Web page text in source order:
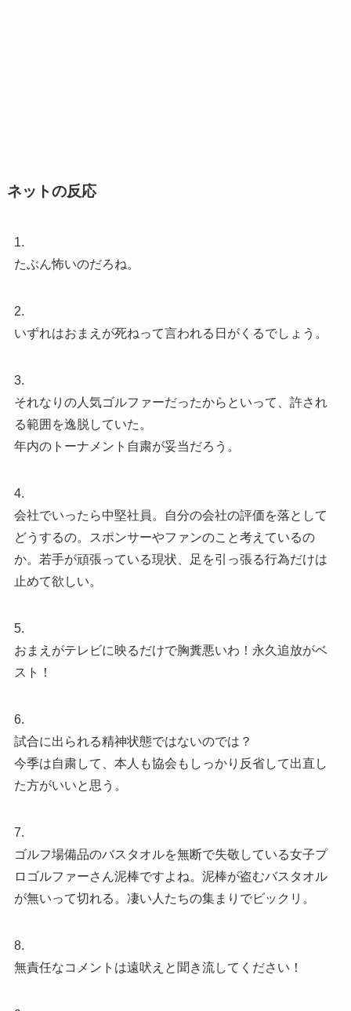
ネットの反応
1.
たぶん怖いのだろね。
2.
いずれはおまえが死ねって言われる日がくるでしょう。
3.
それなりの人気ゴルファーだったからといって、許され
る範囲を逸脱していた。
年内のトーナメント自粛が妥当だろう。
4.
会社でいったら中堅社員。自分の会社の評価を落として
どうするの。スポンサーやファンのこと考えているの
か。若手が頑張っている現状、足を引っ張る行為だけは
止めて欲しい。
5.
おまえがテレビに映るだけで胸糞悪いわ！永久追放がベ
スト！
6.
試合に出られる精神状態ではないのでは？
今季は自粛して、本人も協会もしっかり反省して出直し
た方がいいと思う。
7.
ゴルフ場備品のバスタオルを無断で失敬している女子プ
ロゴルファーさん泥棒ですよね。泥棒が盗むバスタオル
が無いって切れる。凄い人たちの集まりでビックリ。
8.
無責任なコメントは遠吠えと聞き流してください！